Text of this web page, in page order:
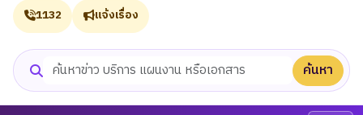
ค้นหาเว็บไซต์ ค้นหา
1132 แจ้งเรื่อง